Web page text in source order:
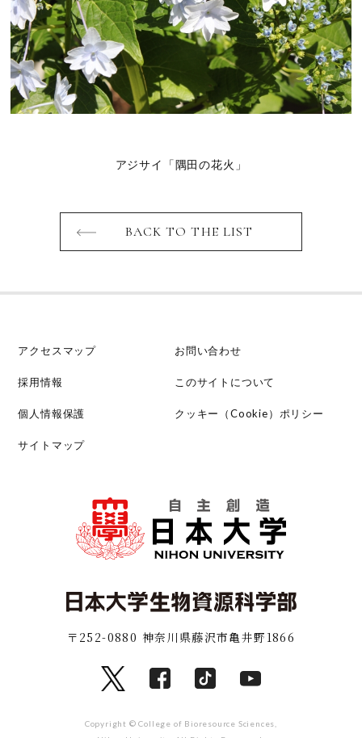
アジサイ「隅田の花火」
BACK TO THE LIST
アクセスマップ お問い合わせ
採用情報 このサイトについて
個人情報保護 クッキー（Cookie）ポリシー
サイトマップ
〒252-0880 神奈川県藤沢市亀井野1866
Copyright © College of Bioresource Sciences,